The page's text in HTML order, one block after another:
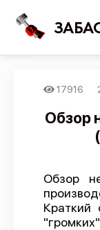
17916
Обзор
Обзор
Краткий